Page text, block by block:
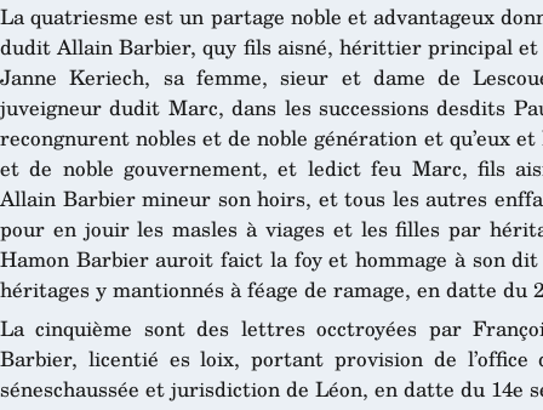
La quatriesme est un partage noble et advantageux
dudit Allain Barbier, quy fils aisné, hérittier principal
Janne Keriech, sa femme, sieur et dame de
juveigneur dudit Marc, dans les successions desdits
recongnurent nobles et de noble génération et qu’eux
et de noble gouvernement, et ledict feu Marc, fils
Allain Barbier mineur son hoirs, et tous les autres
pour en jouir les masles à viages et les filles par
Hamon Barbier auroit faict la foy et hommage à son
héritages y mantionnés à féage de ramage, en datte du
La cinquième sont des lettres occtroyées par
Barbier, licentié es loix, portant provision de
séneschaussée et jurisdiction de Léon, en datte du 14e